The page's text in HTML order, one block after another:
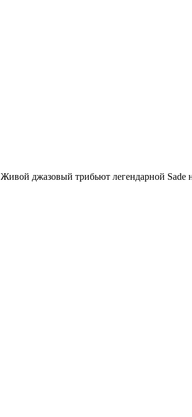
Живой джазовый трибьют легендарной